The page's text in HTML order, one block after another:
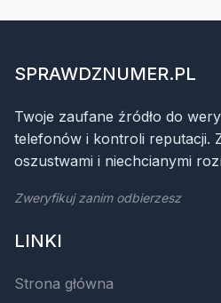
SPRAWDZNUMER.PL
Twoje zaufane źródło do
telefonów i kontroli reputacji.
oszustwami i niechcianymi
Zweryfikuj zanim odbierzesz
LINKI
Strona główna